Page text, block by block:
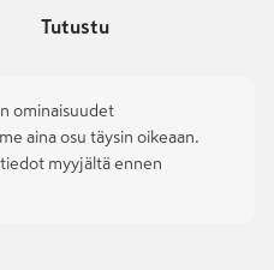
Tutustu
ominaisuudet
aina osu täysin oikeaan.
myyjältä ennen